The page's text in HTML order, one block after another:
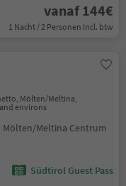
vanaf 144€
1 Nacht / 2 Personen Incl. btw
Mölten/Meltina,
environs
Mölten/Meltina Centrum
Südtirol Guest Pass